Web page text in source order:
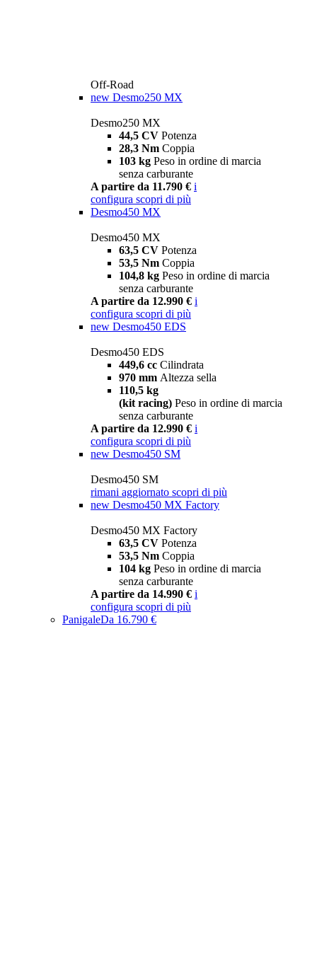
Off-Road
new Desmo250 MX
Desmo250 MX
44,5 CV Potenza
28,3 Nm Coppia
103 kg Peso in ordine di marcia
senza carburante
A partire da 11.790 € i
configura scopri di più
Desmo450 MX
Desmo450 MX
63,5 CV Potenza
53,5 Nm Coppia
104,8 kg Peso in ordine di marcia
senza carburante
A partire da 12.990 € i
configura scopri di più
new Desmo450 EDS
Desmo450 EDS
449,6 cc Cilindrata
970 mm Altezza sella
110,5 kg
(kit racing) Peso in ordine di marcia
senza carburante
A partire da 12.990 € i
configura scopri di più
new Desmo450 SM
Desmo450 SM
rimani aggiornato scopri di più
new Desmo450 MX Factory
Desmo450 MX Factory
63,5 CV Potenza
53,5 Nm Coppia
104 kg Peso in ordine di marcia
senza carburante
A partire da 14.990 € i
configura scopri di più
PanigaleDa 16.790 €